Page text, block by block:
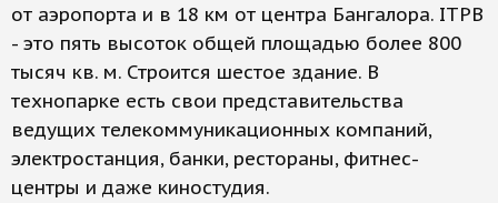
от аэропорта и в 18 км от центра Бангалора. ITPB
- это пять высоток общей площадью более 800
тысяч кв. м. Строится шестое здание. В
технопарке есть свои представительства
ведущих телекоммуникационных компаний,
электростанция, банки, рестораны, фитнес-
центры и даже киностудия.